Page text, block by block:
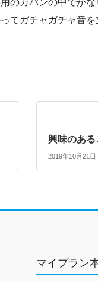
てガチャガチャ音
興味のある
2019年10月21日
マイプラン